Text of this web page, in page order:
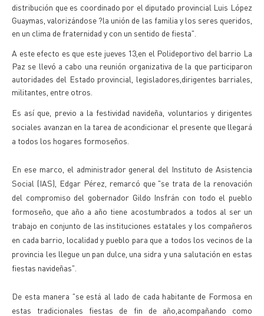
distribución que es coordinado por el diputado provincial Luis López
Guaymas, valorizándose ?la unión de las familia y los seres queridos,
en un clima de fraternidad y con un sentido de fiesta".
A este efecto es que este jueves 13,en el Polideportivo del barrio La
Paz se llevó a cabo una reunión organizativa de la que participaron
autoridades del Estado provincial, legisladores,dirigentes barriales,
militantes, entre otros.
Es así que, previo a la festividad navideña, voluntarios y dirigentes
sociales avanzan en la tarea de acondicionar el presente que llegará
a todos los hogares formoseños.
En ese marco, el administrador general del Instituto de Asistencia
Social (IAS), Edgar Pérez, remarcó que "se trata de la renovación
del compromiso del gobernador Gildo Insfrán con todo el pueblo
formoseño, que año a año tiene acostumbrados a todos al ser un
trabajo en conjunto de las instituciones estatales y los compañeros
en cada barrio, localidad y pueblo para que a todos los vecinos de la
provincia les llegue un pan dulce, una sidra y una salutación en estas
fiestas navideñas".
De esta manera "se está al lado de cada habitante de Formosa en
estas tradicionales fiestas de fin de año,acompañando como